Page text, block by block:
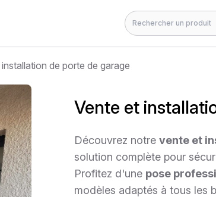
Rechercher
de porte de garage
Vente et
Découvrez notre vente et
solution complète pour
Profitez d'une pose
modèles adaptés à tous les